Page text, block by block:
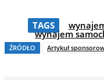
TAGS
wynajem
ŹRÓDŁO Artykuł